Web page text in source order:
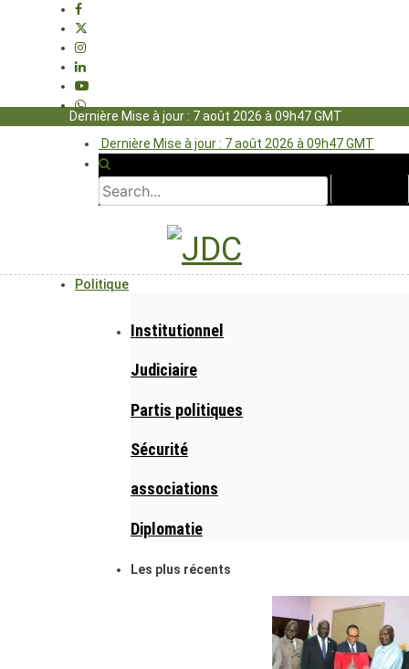
Dernière Mise à jour : 7 août 2026 à 09h47 GMT
Dernière Mise à jour : 7 août 2026 à 09h47 GMT
Politique
Institutionnel
Judiciaire
Partis politiques
Sécurité
associations
Diplomatie
Les plus récents